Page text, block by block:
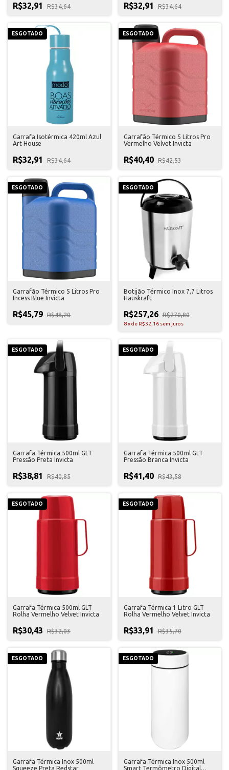
R$32,91 R$34,64 R$32,91 R$34,64
ESGOTADO
Garrafa Isotérmica 420ml Azul
Art House
R$32,91 R$34,64
ESGOTADO
Garrafão Térmico 5 Litros Pro
Vermelho Velvet Invicta
R$40,40 R$42,53
ESGOTADO
Garrafão Térmico 5 Litros Pro
Incess Blue Invicta
R$45,79 R$48,20
ESGOTADO
Botijão Térmico Inox 7,7 Litros
Hauskraft
R$257,26 R$270,80
8 xde R$32,16 sem juros
ESGOTADO
Garrafa Térmica 500ml GLT
Pressão Preta Invicta
R$38,81 R$40,85
ESGOTADO
Garrafa Térmica 500ml GLT
Pressão Branca Invicta
R$41,40 R$43,58
ESGOTADO
Garrafa Térmica 500ml GLT
Rolha Vermelho Velvet Invicta
R$30,43 R$32,03
ESGOTADO
Garrafa Térmica 1 Litro GLT
Rolha Vermelho Velvet Invicta
R$33,91 R$35,70
ESGOTADO
Garrafa Térmica Inox 500ml
Squeeze Preta Redstar
ESGOTADO
Garrafa Térmica Inox 500ml
Smart Termômetro Digital